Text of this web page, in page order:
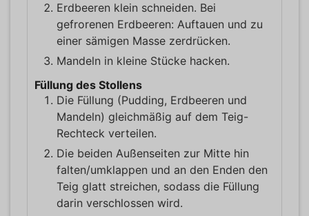
Erdbeeren klein schneiden. Bei
gefrorenen Erdbeeren: Auftauen und zu
einer sämigen Masse zerdrücken.
Mandeln in kleine Stücke hacken.
Füllung des Stollens
Die Füllung (Pudding, Erdbeeren und
Mandeln) gleichmäßig auf dem Teig-
Rechteck verteilen.
Die beiden Außenseiten zur Mitte hin
falten/umklappen und an den Enden den
Teig glatt streichen, sodass die Füllung
darin verschlossen wird.